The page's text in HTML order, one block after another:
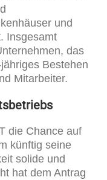
und
Insgesamt
das
Bestehen
Mitarbeiter.
die Chance auf
künftig seine
solide und
hat dem Antrag